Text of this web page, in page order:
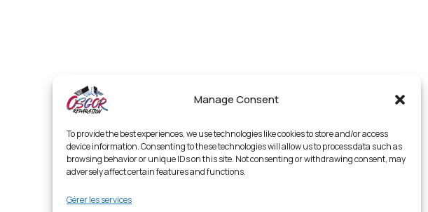
Manage Consent
To provide the best experiences, we use technologies like cookies to store and/or access
device information. Consenting to these technologies will allow us to process data such as
browsing behavior or unique IDs on this site. Not consenting or withdrawing consent, may
adversely affect certain features and functions.
Gérer les services